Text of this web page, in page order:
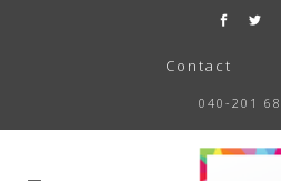
Contact
040-201